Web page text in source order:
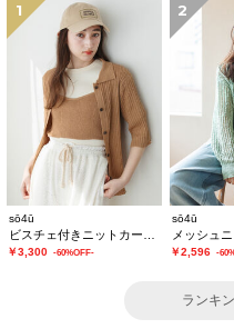
1
sō4ū
￥3,300 -60%OFF-
2
sō4ū
￥2,596 -
ランキ